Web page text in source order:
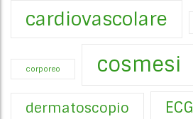
cardiovascolare
corporeo cosmesi
dermatoscopio ECG